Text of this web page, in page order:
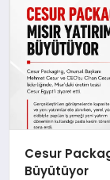
Cesur
Büyütüyor